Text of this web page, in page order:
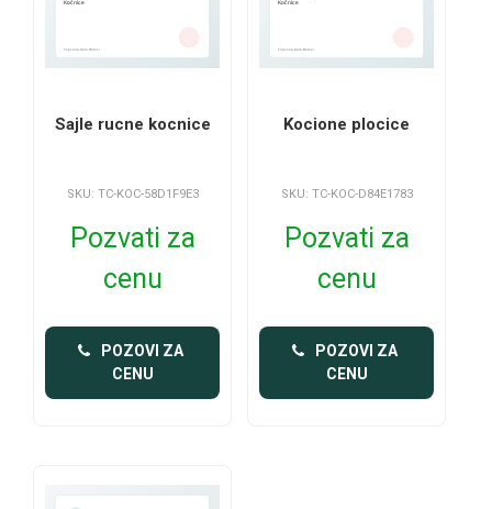
Sajle rucne kocnice
SKU: TC-KOC-58D1F9E3
Pozvati za
cenu
POZOVI ZA
CENU
Kocione plocice
SKU: TC-KOC-D84E1783
Pozvati za
cenu
POZOVI ZA
CENU